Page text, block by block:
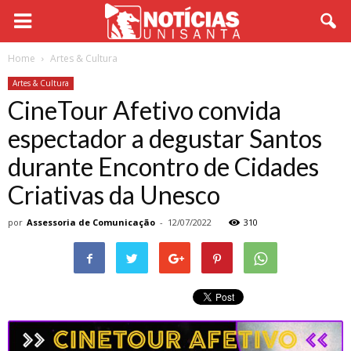
Home Artes & Cultura
Artes & Cultura
CineTour Afetivo convida
espectador a degustar Santos
durante Encontro de Cidades
Criativas da Unesco
por Assessoria de Comunicação - 12/07/2022 310